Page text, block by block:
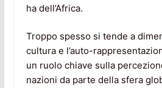
ha dell’Africa.
Troppo spesso si tende a
cultura e l’auto-
un ruolo chiave sulla
nazioni da parte della sfera